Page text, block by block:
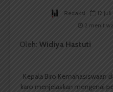
Redaksi 12
2 menit
Oleh: Widiya Hastuti
Kepala Biro Kemahasiswaan
karo menjelaskan mengenai